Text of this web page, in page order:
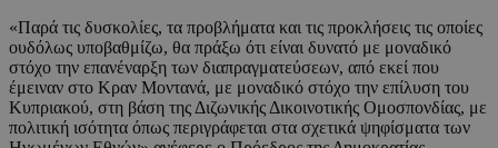
«Παρά τις δυσκολίες, τα προβλήματα και τις προκλήσεις τις οποίες
ουδόλως υποβαθμίζω, θα πράξω ότι είναι δυνατό με μοναδικό
στόχο την επανέναρξη των διαπραγματεύσεων, από εκεί που
έμειναν στο Κραν Μοντανά, με μοναδικό στόχο την επίλυση του
Κυπριακού, στη βάση της Διζωνικής Δικοινοτικής Ομοσπονδίας, με
πολιτική ισότητα όπως περιγράφεται στα σχετικά ψηφίσματα των